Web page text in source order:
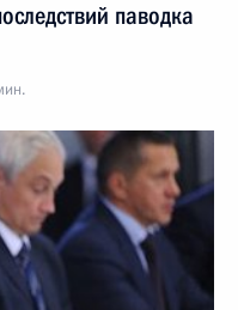
паводка